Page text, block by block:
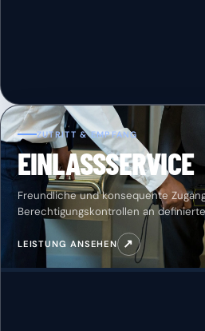
ZUTRITT & EMPFANG
EINLASSSERVICE
Freundliche und konsequente
Berechtigungskontrollen an
LEISTUNG ANSEHEN ↗